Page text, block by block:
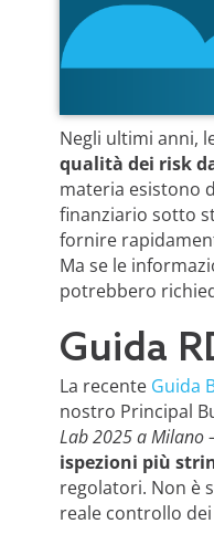
Negli ultimi anni,
qualità dei risk
materia esistono
finanziario sotto
fornire
Ma se le
potrebbero
Guida
La recente Guida
nostro Principal
Lab 2025 a Milano
ispezioni più
regolatori. Non è
reale controllo